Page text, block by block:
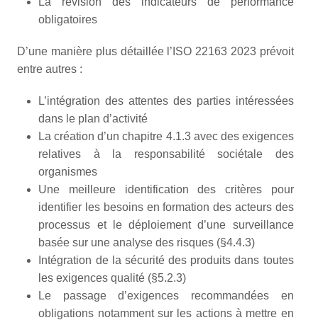
obligatoires
D’une manière plus détaillée l’ISO 22163 2023 prévoit
entre autres :
L’intégration des attentes des parties intéressées
dans le plan d’activité
La création d’un chapitre 4.1.3 avec des exigences
relatives à la responsabilité sociétale des
organismes
Une meilleure identification des critères pour
identifier les besoins en formation des acteurs des
processus et le déploiement d’une surveillance
basée sur une analyse des risques (§4.4.3)
Intégration de la sécurité des produits dans toutes
les exigences qualité (§5.2.3)
Le passage d’exigences recommandées en
obligations notamment sur les actions à mettre en